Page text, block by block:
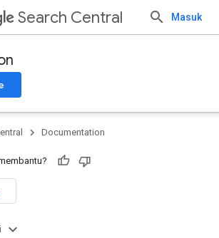
Search Central Masuk
Documentation